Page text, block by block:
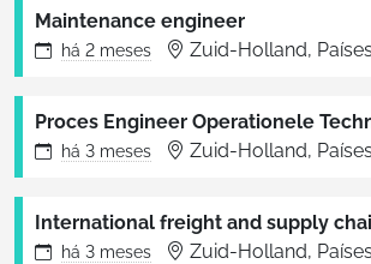
Maintenance engineer
há 2 meses Zuid-Holland,
Proces Engineer Operationele
há 3 meses Zuid-Holland,
International freight and supply
há 3 meses Zuid-Holland,